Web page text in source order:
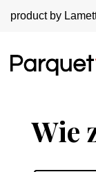
product by
Wie